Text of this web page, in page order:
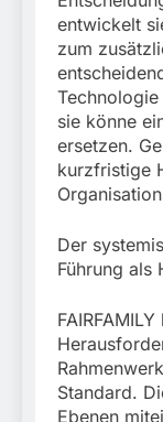
entwickelt
zum
sie könne
ersetzen.
kurzfristige
Der
Führung als
Standard.
Ebenen